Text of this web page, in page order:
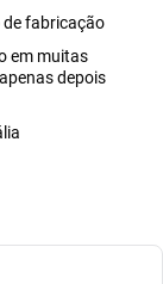
fabricação
em muitas
depois